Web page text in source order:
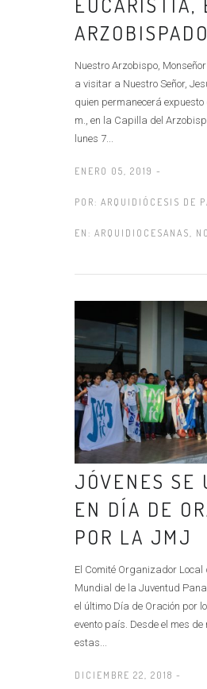
ARZOBISPADO
Nuestro Arzobispo,
a visitar a Nuestro Señor,
quien permanecerá expuesto
m., en la Capilla del
lunes 7...
ENERO 05, 2019 -
POR: ARQUIDIÓCESIS DE
EN: ARQUIDIOCESANAS,
JÓVENES SE
EN DÍA DE
POR LA JMJ
El Comité Organizador
Mundial de la Juventud
el último Día de Oración por
evento país. Desde el mes de
estas...
DICIEMBRE 22, 2018 -